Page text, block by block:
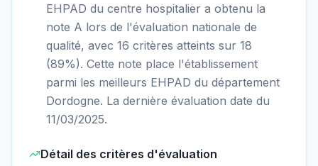
EHPAD du centre hospitalier a obtenu la
note A lors de l'évaluation nationale de
qualité, avec 16 critères atteints sur 18
(89%). Cette note place l'établissement
parmi les meilleurs EHPAD du département
Dordogne. La dernière évaluation date du
11/03/2025.
Détail des critères d'évaluation